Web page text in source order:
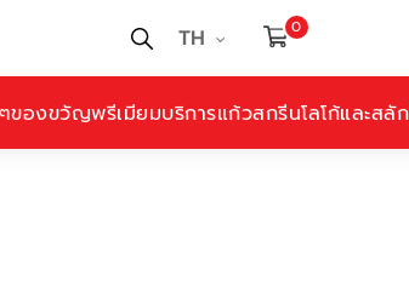
TH 0
ของขวัญพรีเมียมบริการแก้วสกรีนโลโก้และสลั